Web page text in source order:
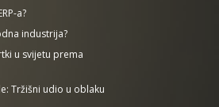
a?
industrija?
u svijetu prema
Tržišni udio u oblaku